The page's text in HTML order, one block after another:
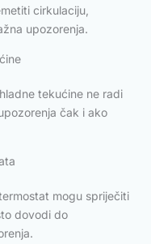
cirkulaciju,
upozorenja.
tekućine ne radi
čak i ako
mogu spriječiti
dovodi do